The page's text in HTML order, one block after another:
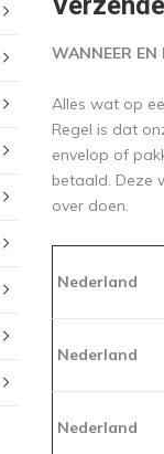
WANNEER
Alles wat op
Regel is dat
envelop of
betaald. Deze
over doen.
Nederland
Nederland
Nederland